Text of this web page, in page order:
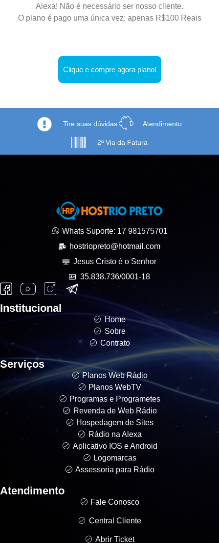
Alexa! Não é necessário ser nosso cliente.
O plano é pago uma única vez: apenas R$100 Reais
Clique e compre agora plano!
Tire suas dúvidas Atendimento
2ª Via da Fatura
Whats Suporte: 17 981575701
hostriopreto@hotmail.com
Jesus Cristo é o Senhor
35.838.736/0001-18
Institucional
Home
Sobre
Contrato
Serviços
Planos Web Rádio
Planos WebTV
Programas e Programetes
Revenda de Web Rádio
Hospedagem de Sites
Rádio na Alexa
Aplicativo IOS e Android
Logomarcas
Assessoria para Rádio
Atendimento
Fale Conosco
Central Cliente
Abrir Ticket